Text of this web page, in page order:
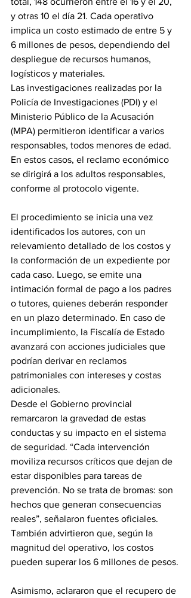
y otras 10 el día 21. Cada operativo
implica un costo estimado de entre 5 y
6 millones de pesos, dependiendo del
despliegue de recursos humanos,
logísticos y materiales.
Las investigaciones realizadas por la
Policía de Investigaciones (PDI) y el
Ministerio Público de la Acusación
(MPA) permitieron identificar a varios
responsables, todos menores de edad.
En estos casos, el reclamo económico
se dirigirá a los adultos responsables,
conforme al protocolo vigente.
El procedimiento se inicia una vez
identificados los autores, con un
relevamiento detallado de los costos y
la conformación de un expediente por
cada caso. Luego, se emite una
intimación formal de pago a los padres
o tutores, quienes deberán responder
en un plazo determinado. En caso de
incumplimiento, la Fiscalía de Estado
avanzará con acciones judiciales que
podrían derivar en reclamos
patrimoniales con intereses y costas
adicionales.
Desde el Gobierno provincial
remarcaron la gravedad de estas
conductas y su impacto en el sistema
de seguridad. “Cada intervención
moviliza recursos críticos que dejan de
estar disponibles para tareas de
prevención. No se trata de bromas: son
hechos que generan consecuencias
reales”, señalaron fuentes oficiales.
También advirtieron que, según la
magnitud del operativo, los costos
pueden superar los 6 millones de pesos.
Asimismo, aclararon que el recupero de